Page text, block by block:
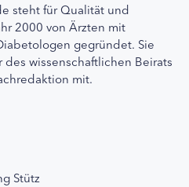
steht für Qualität und
2000 von Ärzten mit
gegründet. Sie
wissenschaftlichen Beirats
mit.
Stütz